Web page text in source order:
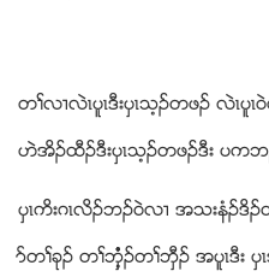
တႈလ႕လဲၚပူၚဒီးပွၚသ့ဥတဖဥ လဲၚ
ဟဲအိဥထီဥဒီးပွၚသ့ဥတဖဥဒီး ပကဘ
ပွၚကိးဂၚလိဥဘဥဝဲလ႕ အသးနံဥ
ဏတႈခုဥ တႈဘွံံံံံံ့ဥတႈဘွီဥ အပူၚဒီး ပွၚ